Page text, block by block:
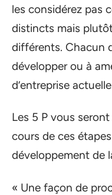
les considérez pas
distincts mais
différents. Chacun
développer ou à
d’entreprise
Les 5 P vous
cours de ces
développement de
« Une façon de